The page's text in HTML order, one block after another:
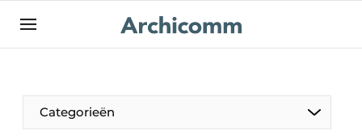
NL be-FR
Categorieën